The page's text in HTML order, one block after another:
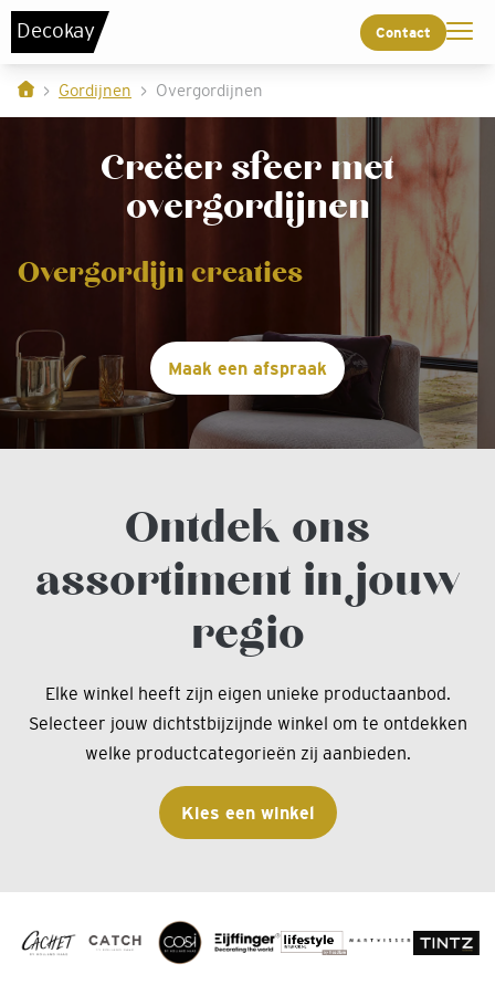
Decokay Contact
Gordijnen Overgordijnen
Creëer sfeer met
overgordijnen
Overgordijn creaties
Maak een afspraak
Ontdek ons
assortiment in jouw
regio
Elke winkel heeft zijn eigen unieke productaanbod.
Selecteer jouw dichtstbijzijnde winkel om te ontdekken
welke productcategorieën zij aanbieden.
Kies een winkel